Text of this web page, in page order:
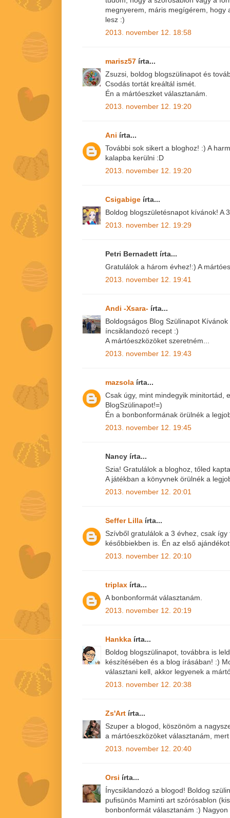
megnyerem, máris megígérem, hogy
lesz :)
2013. november 12. 18:58
marisz57 írta...
Zsuzsi, boldog blogszülinapot és
Csodás tortát kreáltál ismét.
Én a mártóeszket választanám.
2013. november 12. 19:20
Ani írta...
További sok sikert a bloghoz! :) A
kalapba kerülni :D
2013. november 12. 19:20
Csigabige írta...
Boldog blogszületésnapot kívánok! A
2013. november 12. 19:29
Petri Bernadett írta...
Gratulálok a három évhez!:) A
2013. november 12. 19:41
Andi -Xsara- írta...
Boldogságos Blog Szülinapot
íncsiklandozó recept :)
A mártóeszközöket szeretném...
2013. november 12. 19:43
mazsola írta...
Csak úgy, mint mindegyik minitortád,
BlogSzülinapot!=)
Én a bonbonformának örülnék a
2013. november 12. 19:45
Nancy írta...
Szia! Gratulálok a bloghoz, tőled
A játékban a könyvnek örülnék a
2013. november 12. 20:01
Seffer Lilla írta...
Szívből gratulálok a 3 évhez, csak
későbbiekben is. Én az első
2013. november 12. 20:10
triplax írta...
A bonbonformát választanám.
2013. november 12. 20:19
Hankka írta...
Boldog blogszülinapot, továbbra is
készítésében és a blog írásában! :)
választani kell, akkor legyenek a
2013. november 12. 20:38
Zs'Art írta...
Szuper a blogod, köszönöm a
a mártóeszközöket választanám,
2013. november 12. 20:40
Orsi írta...
Ínycsiklandozó a blogod! Boldog
pufisünös Maminti art szórósablon
bonbonformát választanám :) Nagyon